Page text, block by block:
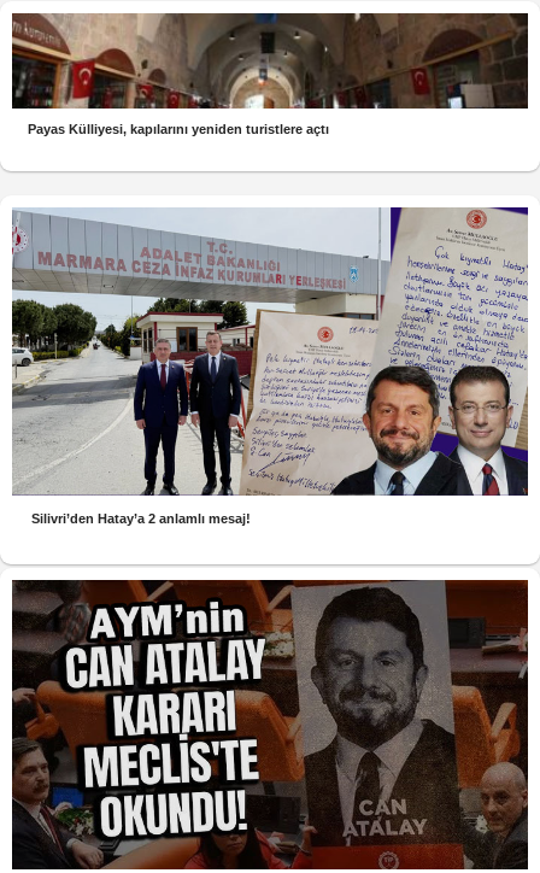
Payas Külliyesi, kapılarını yeniden turistlere açtı
Silivri’den Hatay’a 2 anlamlı mesaj!